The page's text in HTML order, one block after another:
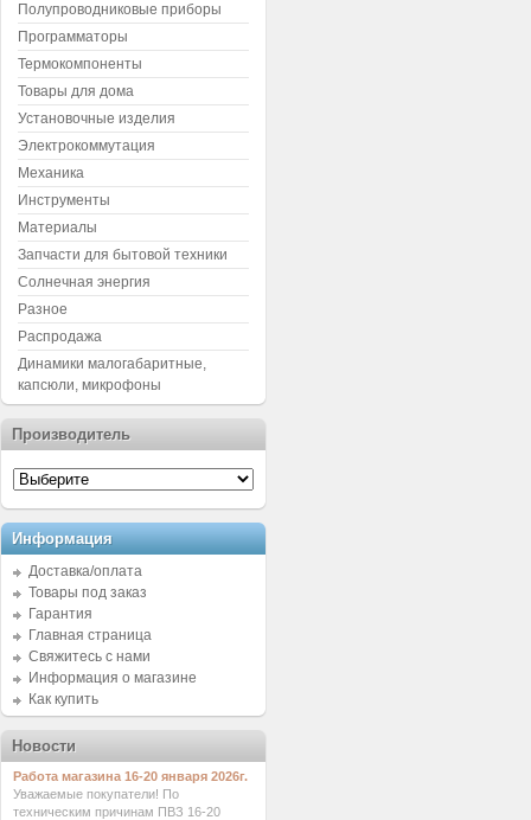
Полупроводниковые приборы
Программаторы
Термокомпоненты
Товары для дома
Установочные изделия
Электрокоммутация
Механика
Инструменты
Материалы
Запчасти для бытовой техники
Солнечная энергия
Разное
Распродажа
Динамики малогабаритные,
капсюли, микрофоны
Производитель
Информация
Доставка/оплата
Товары под заказ
Гарантия
Главная страница
Свяжитесь с нами
Информация о магазине
Как купить
Новости
Работа магазина 16-20 января 2026г.
Уважаемые покупатели! По
техническим причинам ПВЗ 16-20